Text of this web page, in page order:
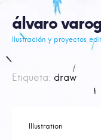
Skip
content
álvaro
Ilustración y proyectos
Etiqueta: draw
Illustration